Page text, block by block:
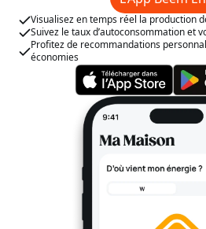
Visualisez en temps réel la production
Suivez le taux d’autoconsommation et
Profitez de recommandations
économies